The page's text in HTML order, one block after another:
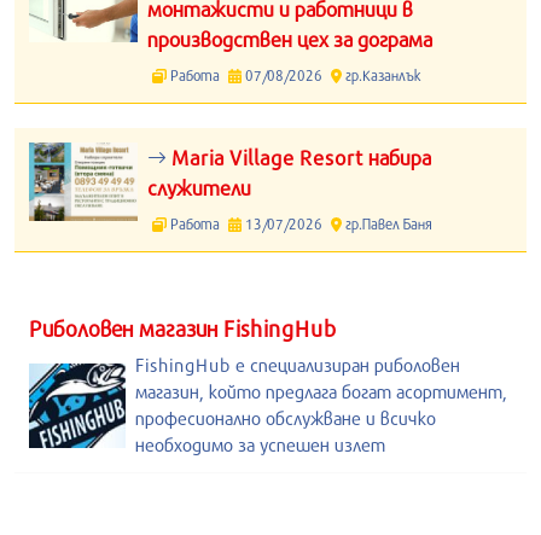
монтажисти и работници в
производствен цех за дограма
Работа 07/08/2026 гр.Казанлък
Maria Village Resort набира
служители
Работа 13/07/2026 гр.Павел Баня
Риболовен магазин FishingHub
FishingHub е специализиран риболовен
магазин, който предлага богат асортимент,
професионално обслужване и всичко
необходимо за успешен излет